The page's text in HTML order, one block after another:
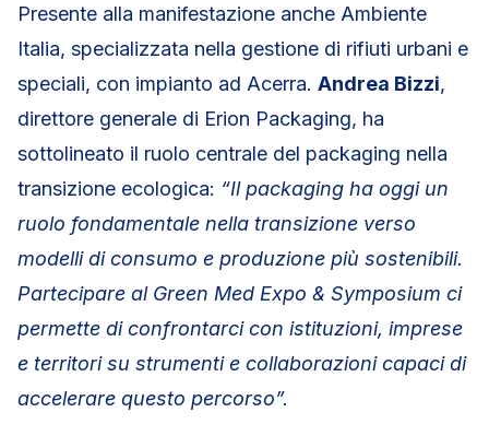
Presente alla manifestazione anche Ambiente
Italia, specializzata nella gestione di rifiuti urbani e
speciali, con impianto ad Acerra. Andrea Bizzi,
direttore generale di Erion Packaging, ha
sottolineato il ruolo centrale del packaging nella
transizione ecologica: “Il packaging ha oggi un
ruolo fondamentale nella transizione verso
modelli di consumo e produzione più sostenibili.
Partecipare al Green Med Expo & Symposium ci
permette di confrontarci con istituzioni, imprese
e territori su strumenti e collaborazioni capaci di
accelerare questo percorso”.